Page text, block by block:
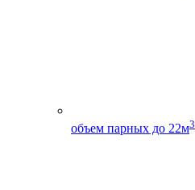
объем парных до 22м3